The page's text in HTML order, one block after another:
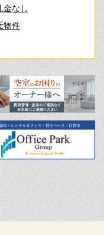
金なし
物件